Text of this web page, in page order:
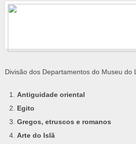
Divisão dos Departamentos do Museu do
Antiguidade oriental
Egito
Gregos, etruscos e romanos
Arte do Islã